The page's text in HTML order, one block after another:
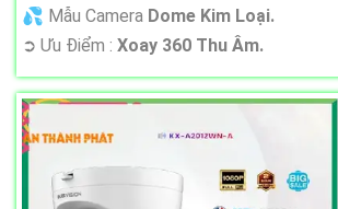
💦 Mẫu Camera Dome Kim Loại.
️➲ Ưu Điểm : Xoay 360 Thu Âm.